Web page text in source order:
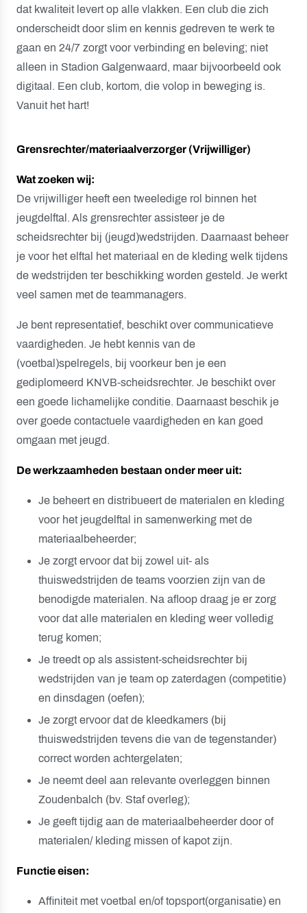
dat kwaliteit levert op alle vlakken. Een club die zich
onderscheidt door slim en kennis gedreven te werk te
gaan en 24/7 zorgt voor verbinding en beleving; niet
alleen in Stadion Galgenwaard, maar bijvoorbeeld ook
digitaal. Een club, kortom, die volop in beweging is.
Vanuit het hart!
Grensrechter/materiaalverzorger (Vrijwilliger)
Wat zoeken wij:
De vrijwilliger heeft een tweeledige rol binnen het
jeugdelftal. Als grensrechter assisteer je de
scheidsrechter bij (jeugd)wedstrijden. Daarnaast beheer
je voor het elftal het materiaal en de kleding welk tijdens
de wedstrijden ter beschikking worden gesteld. Je werkt
veel samen met de teammanagers.
Je bent representatief, beschikt over communicatieve
vaardigheden. Je hebt kennis van de
(voetbal)spelregels, bij voorkeur ben je een
gediplomeerd KNVB-scheidsrechter. Je beschikt over
een goede lichamelijke conditie. Daarnaast beschik je
over goede contactuele vaardigheden en kan goed
omgaan met jeugd.
De werkzaamheden bestaan onder meer uit:
Je beheert en distribueert de materialen en kleding
voor het jeugdelftal in samenwerking met de
materiaalbeheerder;
Je zorgt ervoor dat bij zowel uit- als
thuiswedstrijden de teams voorzien zijn van de
benodigde materialen. Na afloop draag je er zorg
voor dat alle materialen en kleding weer volledig
terug komen;
Je treedt op als assistent-scheidsrechter bij
wedstrijden van je team op zaterdagen (competitie)
en dinsdagen (oefen);
Je zorgt ervoor dat de kleedkamers (bij
thuiswedstrijden tevens die van de tegenstander)
correct worden achtergelaten;
Je neemt deel aan relevante overleggen binnen
Zoudenbalch (bv. Staf overleg);
Je geeft tijdig aan de materiaalbeheerder door of
materialen/ kleding missen of kapot zijn.
Functie eisen:
Affiniteit met voetbal en/of topsport(organisatie) en